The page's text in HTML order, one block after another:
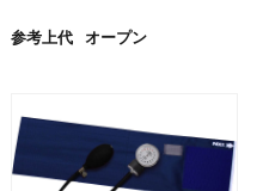
参考上代 オープン